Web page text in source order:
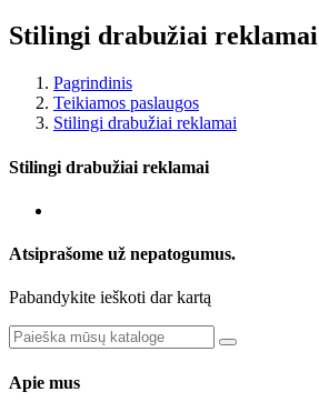
Stilingi drabužiai reklamai
Pagrindinis
Teikiamos paslaugos
Stilingi drabužiai reklamai
Stilingi drabužiai reklamai
Atsiprašome už nepatogumus.
Pabandykite ieškoti dar kartą
Apie mus